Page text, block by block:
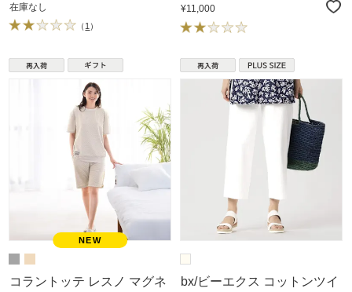
在庫なし
（ 1 ）
¥11,000
コラントッテ レスノ マグネ
bx/ビーエクス コットンツイ